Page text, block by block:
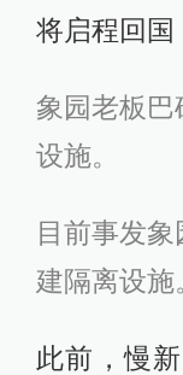
将启程回国
象园老板
设施。
目前事发
建隔离设施
此前，慢